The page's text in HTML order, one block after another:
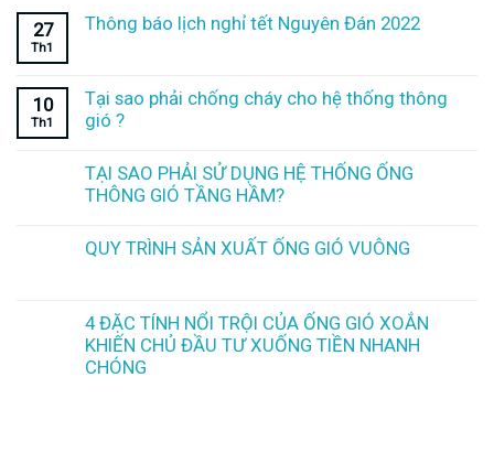
27
Th1
Thông báo lịch nghỉ tết Nguyên Đán 2022
10
Th1
Tại sao phải chống cháy cho hệ thống thông
gió ?
TẠI SAO PHẢI SỬ DỤNG HỆ THỐNG ỐNG
THÔNG GIÓ TẦNG HẦM?
QUY TRÌNH SẢN XUẤT ỐNG GIÓ VUÔNG
4 ĐẶC TÍNH NỔI TRỘI CỦA ỐNG GIÓ XOẮN
KHIẾN CHỦ ĐẦU TƯ XUỐNG TIỀN NHANH
CHÓNG